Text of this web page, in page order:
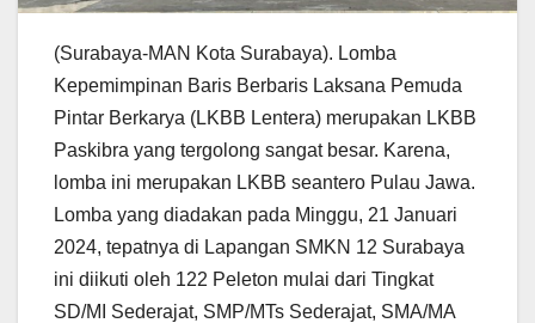
(Surabaya-MAN Kota Surabaya). Lomba
Kepemimpinan Baris Berbaris Laksana Pemuda
Pintar Berkarya (LKBB Lentera) merupakan LKBB
Paskibra yang tergolong sangat besar. Karena,
lomba ini merupakan LKBB seantero Pulau Jawa.
Lomba yang diadakan pada Minggu, 21 Januari
2024, tepatnya di Lapangan SMKN 12 Surabaya
ini diikuti oleh 122 Peleton mulai dari Tingkat
SD/MI Sederajat, SMP/MTs Sederajat, SMA/MA